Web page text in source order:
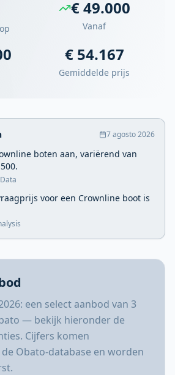
€ 49.000
Vanaf
€ 54.167
Gemiddelde prijs
7 agosto 2026
boten aan, variërend van
voor een Crownline boot is
een select aanbod van 3
— bekijk hieronder de
Cijfers komen
Obato-database en worden